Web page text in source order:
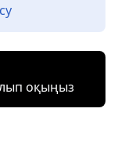
оқыңыз